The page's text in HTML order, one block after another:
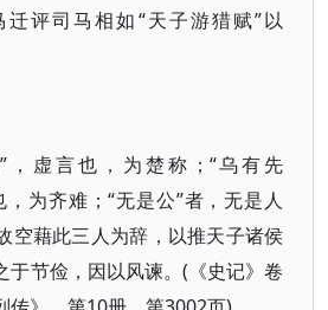
迁评司马相如“天子游猎赋”以
，虚言也，为楚称；“乌有先
为齐难；“无是公”者，无是人
空藉此三人为辞，以推天子诸侯
于节俭，因以风谏。(《史记》卷